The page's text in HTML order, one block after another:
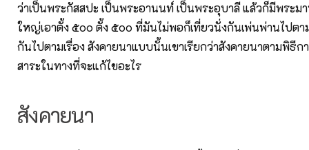
ว่าเป็นพระกัสสปะ เป็นพระอานนท์ เป็นพระอุบาลี แล้วก็มีพระมา
ใหญ่เอาตั้ง ๕๐๐ ตั้ง ๕๐๐ ที่มันไม่พอก็เที่ยวนั่งกันเพ่นพ่านไปตา
กันไปตามเรื่อง สังคายนาแบบนั้นเขาเรียกว่าสังคายนาตามพิธีก
สาระในทางที่จะแก้ไขอะไร
สังคายนา